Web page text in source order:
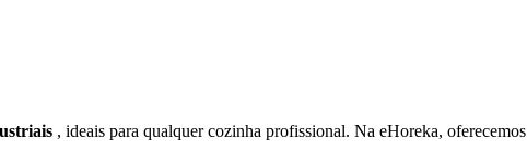
, ideais para qualquer cozinha profissional. Na eHoreka, oferecemos